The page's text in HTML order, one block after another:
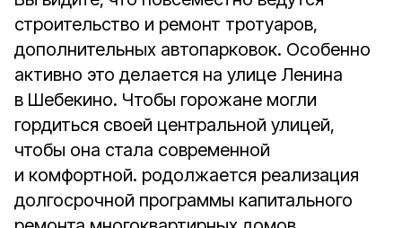
строительство и ремонт тротуаров,
дополнительных автопарковок. Особенно
активно это делается на улице Ленина
в Шебекино. Чтобы горожане могли
гордиться своей центральной улицей,
чтобы она стала современной
и комфортной. родолжается реализация
долгосрочной программы капитального